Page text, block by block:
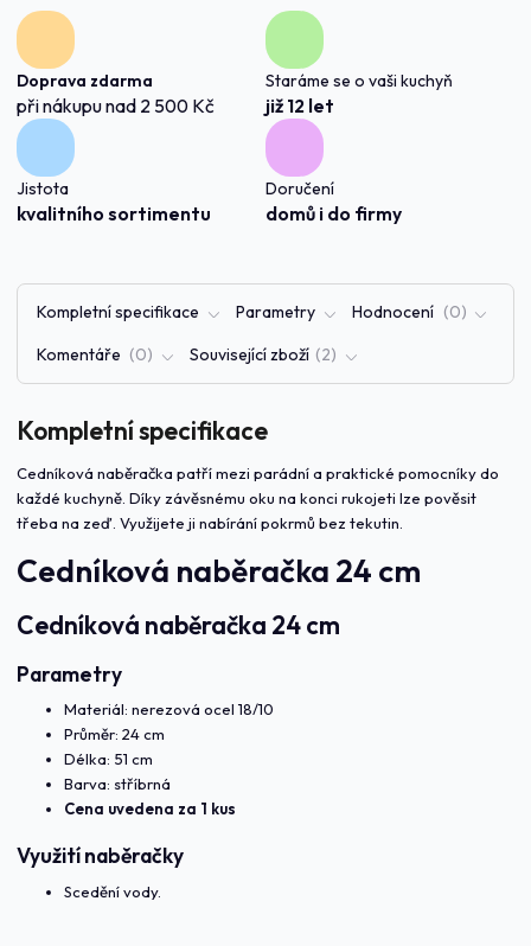
Doprava zdarma
při nákupu nad 2 500 Kč
Staráme se o vaši kuchyň
již 12 let
Jistota
kvalitního sortimentu
Doručení
domů i do firmy
Kompletní specifikace Parametry Hodnocení 0
Komentáře 0 Související zboží 2
Kompletní specifikace
Cedníková naběračka patří mezi parádní a praktické pomocníky do
každé kuchyně. Díky závěsnému oku na konci rukojeti lze pověsit
třeba na zeď. Využijete ji nabírání pokrmů bez tekutin.
Cedníková naběračka 24 cm
Cedníková naběračka 24 cm
Parametry
Materiál: nerezová ocel 18/10
Průměr: 24 cm
Délka: 51 cm
Barva: stříbrná
Cena uvedena za 1 kus
Využití naběračky
Scedění vody.